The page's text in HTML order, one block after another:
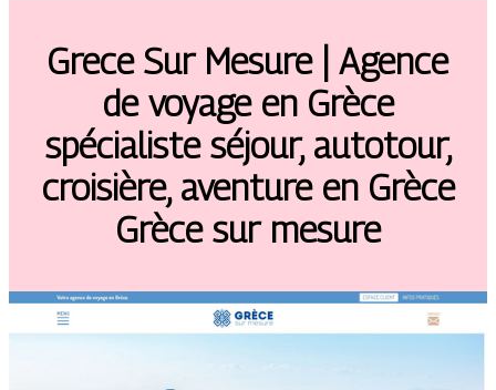
Grece Sur Mesure | Agence
de voyage en Grèce
spécialiste séjour, autotour,
croisière, aventure en Grèce
Grèce sur mesure